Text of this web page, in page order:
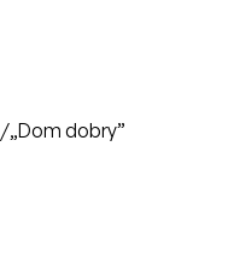
/„Dom dobry”